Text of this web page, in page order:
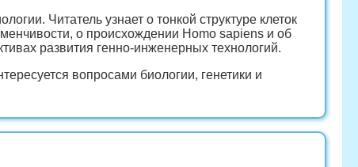
Читатель узнает о тонкой структуре клеток
о происхождении Homo sapiens и об
развития генно-инженерных технологий.
вопросами биологии, генетики и